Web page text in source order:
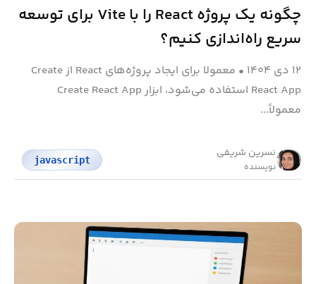
چگونه یک پروژه React را با Vite برای توسعه
سریع راه‌اندازی کنیم؟
۱۲ دی ۱۴۰۴ •
معمولا برای ایجاد پروژه‌های React از Create
React App استفاده می‌شود، ابزار Create React App
معمولاً...
نسرین شریفی
نویسنده
javascript